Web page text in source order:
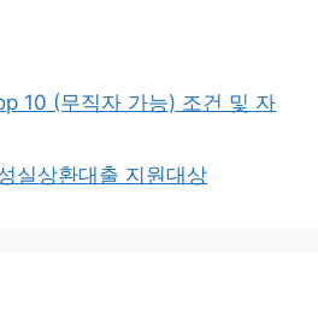
10 (무직자 가능) 조건 및 자
실상환대출 지원대상